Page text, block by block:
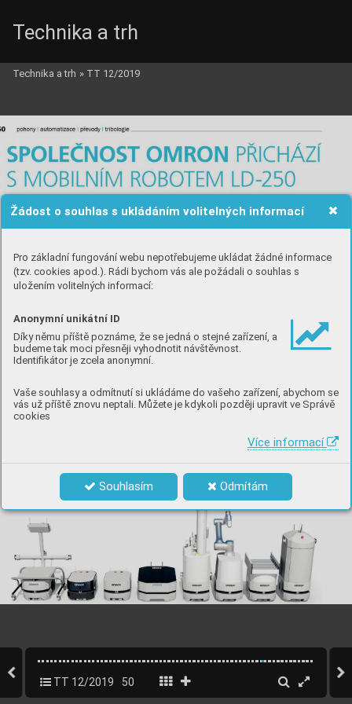
Žádost o souhlas s ukládáním volitelných informací
Pro základní fungování webu nepotřebujeme ukládat žádné informace
(tzv. cookies apod.). Rádi bychom vás ale požádali o souhlas s
uložením volitelných informací:
Anonymní unikátní ID
Díky němu příště poznáme, že se jedná o stejné zařízení, a
budeme tak moci přesněji vyhodnotit návštěvnost.
Identifikátor je zcela anonymní.
Vaše souhlasy a odmítnutí si ukládáme do vašeho zařízení, abychom se
vás už příště znovu neptali. Můžete je kdykoli později upravit ve Správě
cookies
Více informací
Souhlasím Odmítám
Technika a trh
Technika a trh » TT 12/2019
TT 12/2019 50